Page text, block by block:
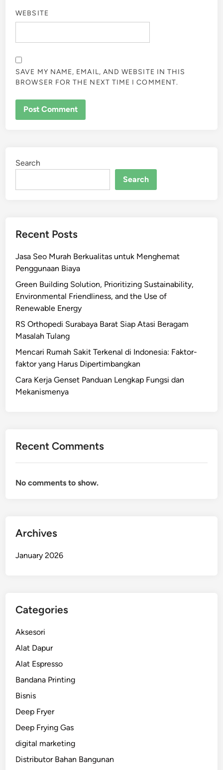
WEBSITE
SAVE MY NAME, EMAIL, AND WEBSITE IN THIS
BROWSER FOR THE NEXT TIME I COMMENT.
Search
Search
Recent Posts
Jasa Seo Murah Berkualitas untuk Menghemat
Penggunaan Biaya
Green Building Solution, Prioritizing Sustainability,
Environmental Friendliness, and the Use of
Renewable Energy
RS Orthopedi Surabaya Barat Siap Atasi Beragam
Masalah Tulang
Mencari Rumah Sakit Terkenal di Indonesia: Faktor-
faktor yang Harus Dipertimbangkan
Cara Kerja Genset Panduan Lengkap Fungsi dan
Mekanismenya
Recent Comments
No comments to show.
Archives
January 2026
Categories
Aksesori
Alat Dapur
Alat Espresso
Bandana Printing
Bisnis
Deep Fryer
Deep Frying Gas
digital marketing
Distributor Bahan Bangunan